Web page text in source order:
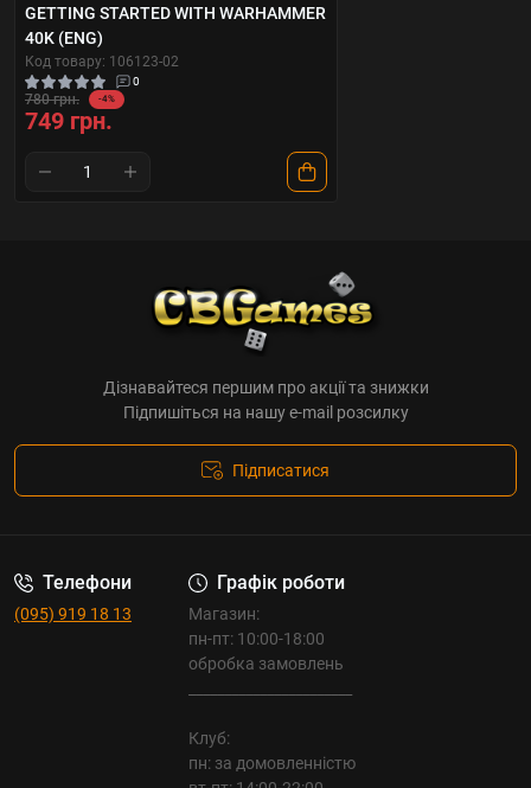
GETTING STARTED WITH WARHAMMER
40K (ENG)
Код товару: 106123-02
0
780 грн. -4%
749 грн.
Дізнавайтеся першим про акції та знижки
Підпишіться на нашу e-mail розсилку
Підписатися
Телефони
(095) 919 18 13
Графік роботи
Магазин:
пн-пт: 10:00-18:00
обробка замовлень
Клуб:
пн: за домовленністю